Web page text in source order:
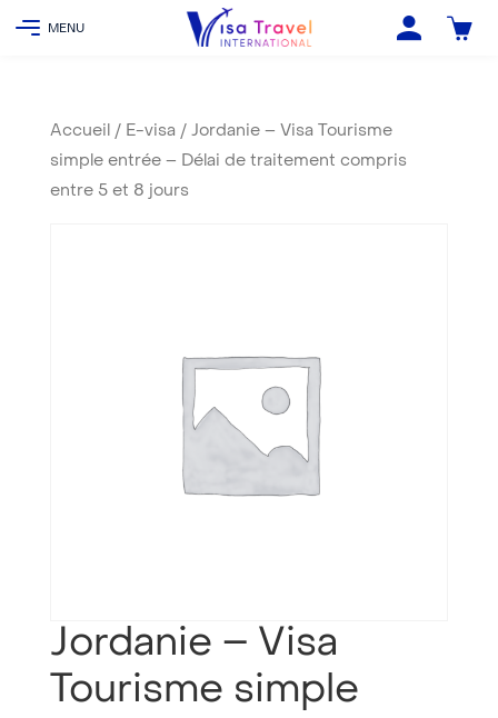
Accueil / E-visa / Jordanie – Visa Tourisme
simple entrée – Délai de traitement compris
entre 5 et 8 jours
Jordanie – Visa
Tourisme simple